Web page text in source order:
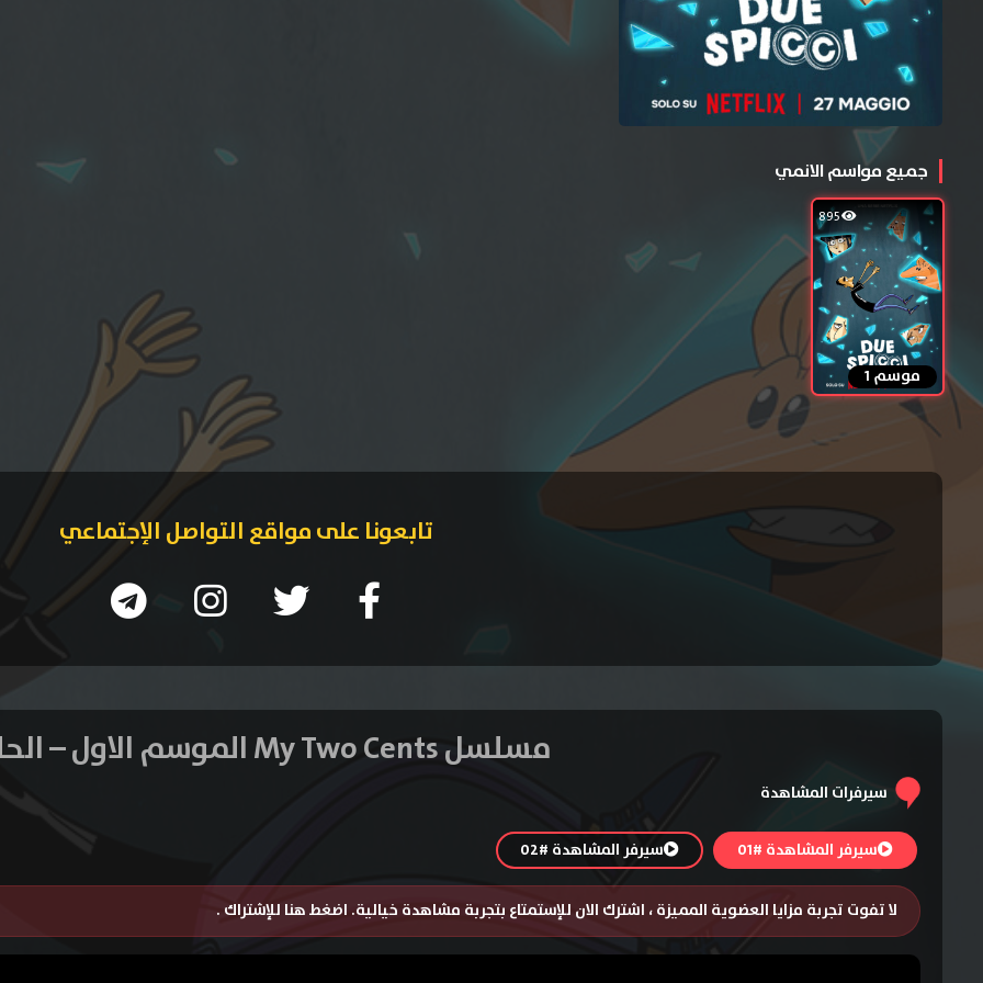
جميع مواسم الانمي
موسم 1
تابعونا على مواقع التواصل الإجتماعي
مسلسل My Two Cents الموسم الاول – الحلقة 1
سيرفرات المشاهدة
سيرفر المشاهدة #01 سيرفر المشاهدة #02
لا تفوت تجربة مزايا العضوية المميزة ، اشترك الان للإستمتاع بتجربة مشاهدة خيالية. اضغط هنا للإشتراك .